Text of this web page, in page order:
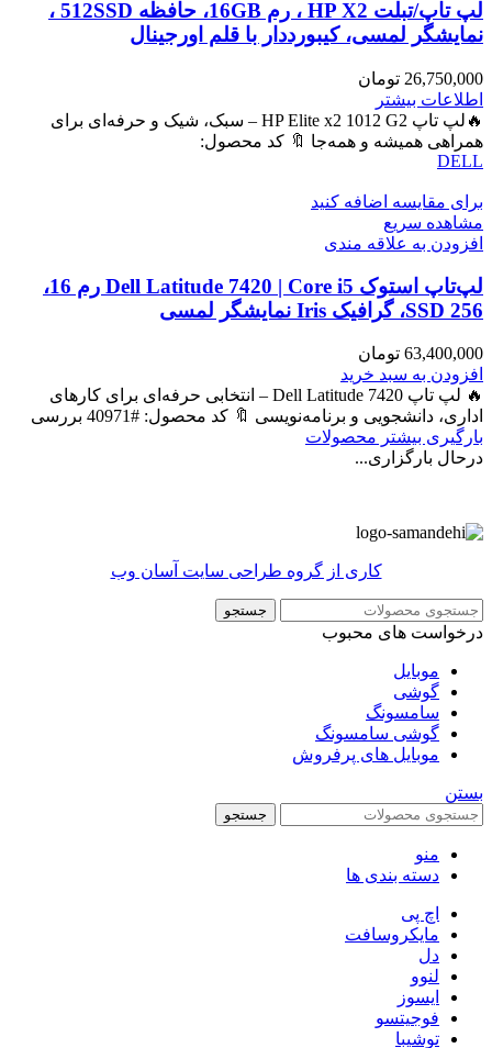
لپ تاپ/تبلت HP X2 ، رم 16GB، حافظه 512SSD ،
نمایشگر لمسی، کیبورددار با قلم اورجینال
26,750,000 تومان
اطلاعات بیشتر
🔥لپ تاپ HP Elite x2 1012 G2 – سبک، شیک و حرفه‌ای برای
همراهی همیشه و همه‌جا 🔖 کد محصول:
DELL
برای مقایسه اضافه کنید
مشاهده سریع
افزودن به علاقه مندی
لپ‌تاپ استوک Dell Latitude 7420 | Core i5 رم 16،
SSD 256، گرافیک Iris نمایشگر لمسی
63,400,000 تومان
افزودن به سبد خرید
🔥 لپ تاپ Dell Latitude 7420 – انتخابی حرفه‌ای برای کارهای
اداری، دانشجویی و برنامه‌نویسی 🔖 کد محصول: #40971 بررسی
بارگیری بیشتر محصولات
درحال بارگزاری...
کاری از گروه طراحی سایت آسان وب
جستجو
درخواست های محبوب
موبایل
گوشی
سامسونگ
گوشی سامسونگ
موبایل های پرفروش
بستن
جستجو
منو
دسته بندی ها
اچ پی
مایکروسافت
دل
لنوو
ایسوز
فوجیتسو
توشیبا